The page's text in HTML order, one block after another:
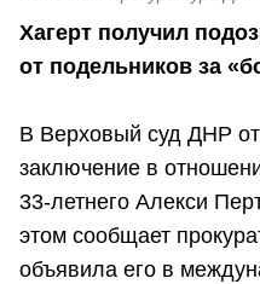
Хагерт получил
от подельников за
В Верховый суд ДНР
заключение в
33-летнего Алекси
этом сообщает
объявила его в